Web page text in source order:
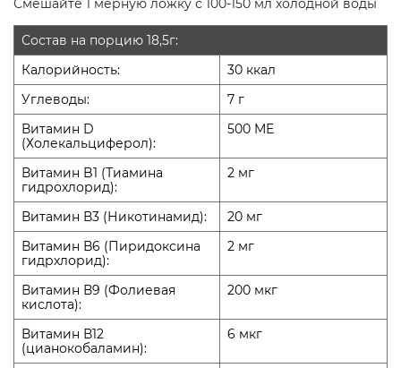
Смешайте 1 мерную ложку с 100-150 мл холодной воды
Состав на порцию 18,5г:
Калорийность:
30 ккал
Углеводы:
7 г
Витамин D
(Холекальциферол):
500 ME
Витамин B1 (Тиамина
гидрохлорид):
2 мг
Витамин В3 (Никотинамид):
20 мг
Витамин В6 (Пиридоксина
гидрхлорид):
2 мг
Витамин В9 (Фолиевая
кислота):
200 мкг
Витамин В12
(цианокобаламин):
6 мкг